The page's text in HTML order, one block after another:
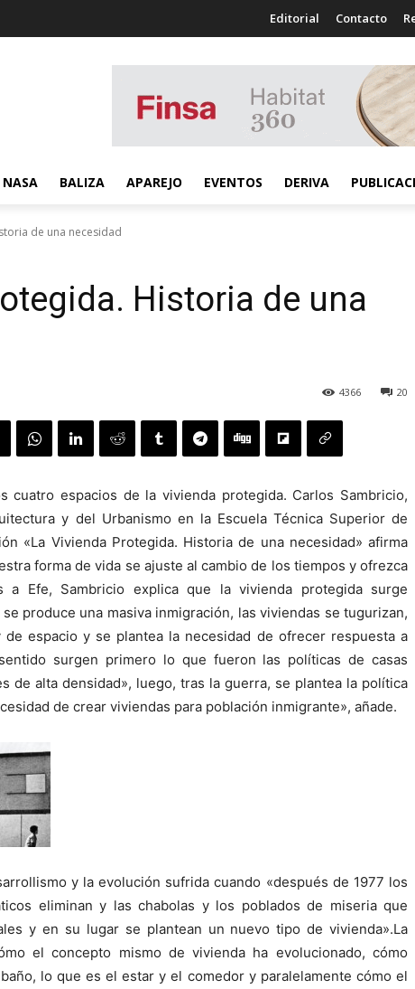
Editorial Contacto
NASA BALIZA APAREJO EVENTOS DERIVA
de una necesidad
Historia de una
20
4366
espacios de la vivienda protegida. Carlos Sambricio,
y del Urbanismo en la Escuela Técnica Superior de
«La Vivienda Protegida. Historia de una necesidad» afirma
forma de vida se ajuste al cambio de los tiempos y ofrezca
a Efe, Sambricio explica que la vivienda protegida surge
produce una masiva inmigración, las viviendas se tugurizan,
espacio y se plantea la necesidad de ofrecer respuesta a
surgen primero lo que fueron las políticas de casas
de alta densidad», luego, tras la guerra, se plantea la política
de crear viviendas para población inmigrante», añade.
y la evolución sufrida cuando «después de 1977 los
eliminan y las chabolas y los poblados de miseria que
y en su lugar se plantean un nuevo tipo de vivienda».La
el concepto mismo de vivienda ha evolucionado, cómo
lo que es el estar y el comedor y paralelamente cómo el